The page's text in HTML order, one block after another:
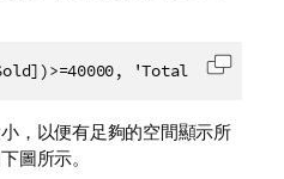
'Total Profit,
將代碼
，以便有足夠的空間顯示所
圖所示。